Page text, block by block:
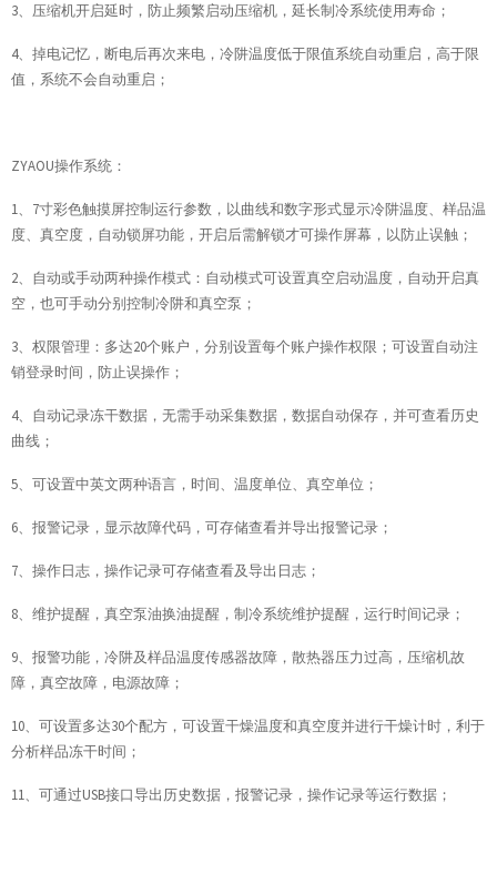
3、压缩机开启延时，防止频繁启动压缩机，延长制冷系统使用寿命；
4、掉电记忆，断电后再次来电，冷阱温度低于限值系统自动重启，高于限
值，系统不会自动重启；
ZYAOU操作系统：
1、7寸彩色触摸屏控制运行参数，以曲线和数字形式显示冷阱温度、样品温
度、真空度，自动锁屏功能，开启后需解锁才可操作屏幕，以防止误触；
2、自动或手动两种操作模式：自动模式可设置真空启动温度，自动开启真
空，也可手动分别控制冷阱和真空泵；
3、权限管理：多达20个账户，分别设置每个账户操作权限；可设置自动注
销登录时间，防止误操作；
4、自动记录冻干数据，无需手动采集数据，数据自动保存，并可查看历史
曲线；
5、可设置中英文两种语言，时间、温度单位、真空单位；
6、报警记录，显示故障代码，可存储查看并导出报警记录；
7、操作日志，操作记录可存储查看及导出日志；
8、维护提醒，真空泵油换油提醒，制冷系统维护提醒，运行时间记录；
9、报警功能，冷阱及样品温度传感器故障，散热器压力过高，压缩机故
障，真空故障，电源故障；
10、可设置多达30个配方，可设置干燥温度和真空度并进行干燥计时，利于
分析样品冻干时间；
11、可通过USB接口导出历史数据，报警记录，操作记录等运行数据；